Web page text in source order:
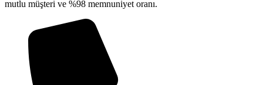
mutlu müşteri ve %98 memnuniyet oranı.